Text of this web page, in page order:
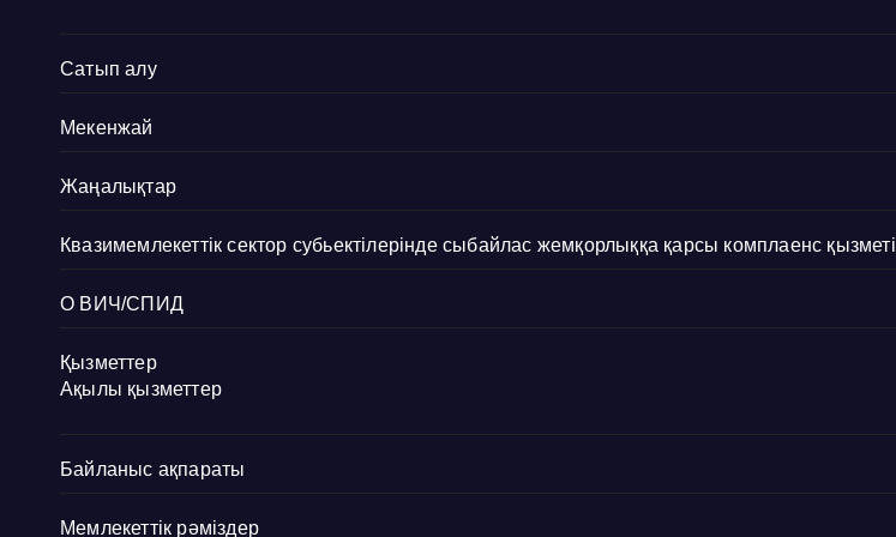
Сатып алу
Мекенжай
Жаңалықтар
Квазимемлекеттік сектор субьектілерінде сыбайлас жемқорлыққа қарсы комплаенс қызметі
О ВИЧ/СПИД
Қызметтер
Ақылы қызметтер
Байланыс ақпараты
Мемлекеттік рәміздер